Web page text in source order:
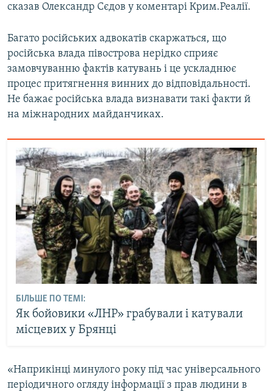
сказав Олександр Сєдов у коментарі Крим.Реалії.
Багато російських адвокатів скаржаться, що
російська влада півострова нерідко сприяє
замовчуванню фактів катувань і це ускладнює
процес притягнення винних до відповідальності.
Не бажає російська влада визнавати такі факти й
на міжнародних майданчиках.
БІЛЬШЕ ПО ТЕМІ:
Як бойовики «ЛНР» грабували і катували
місцевих у Брянці
«Наприкінці минулого року під час універсального
періодичного огляду інформації з прав людини в